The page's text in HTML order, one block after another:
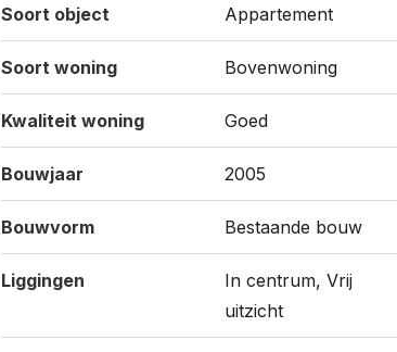
Soort object Appartement
Soort woning Bovenwoning
Kwaliteit woning Goed
Bouwjaar 2005
Bouwvorm Bestaande bouw
Liggingen
In centrum, Vrij
uitzicht